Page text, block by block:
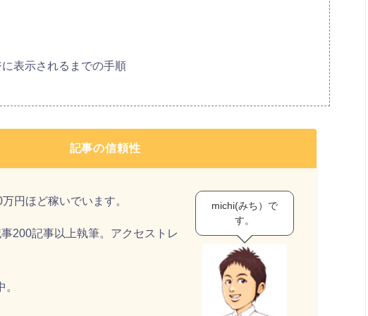
表示されるまでの手順
記事の信頼性
円ほど稼いでいます。
200記事以上執筆。アクセストレ
michi(みち）で
す。